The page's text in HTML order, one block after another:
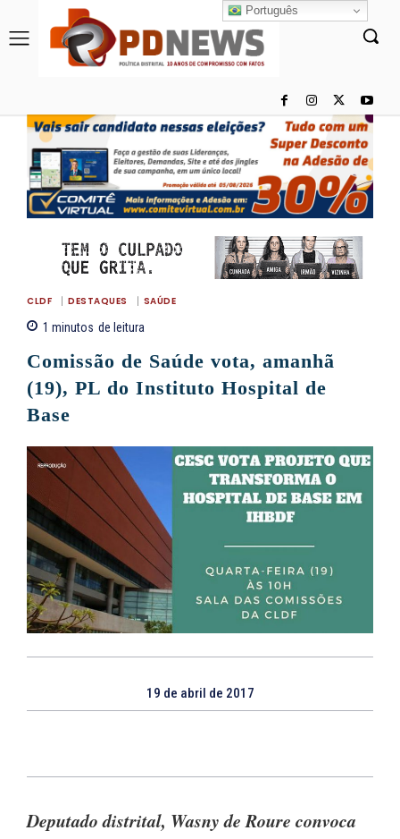
CLDF DESTAQUES SAÚDE
1 minutos de leitura
Comissão de Saúde vota, amanhã
(19), PL do Instituto Hospital de
Base
19 de abril de 2017
Deputado distrital, Wasny de Roure convoca
Português